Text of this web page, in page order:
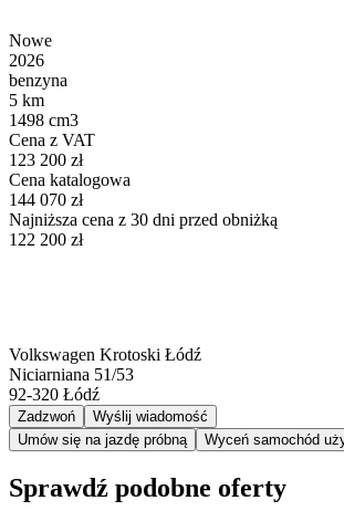
Nowe
2026
benzyna
5 km
1498 cm3
Cena z VAT
123 200 zł
Cena katalogowa
144 070 zł
Najniższa cena z 30 dni przed obniżką
122 200 zł
Volkswagen Krotoski Łódź
Niciarniana 51/53
92-320 Łódź
Zadzwoń
Wyślij wiadomość
Umów się na jazdę próbną
Wyceń samochód
Sprawdź podobne oferty